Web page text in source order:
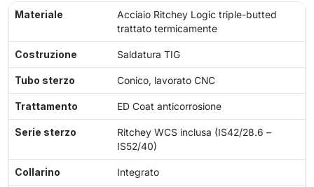
Materiale
Acciaio Ritchey Logic triple-butted
trattato termicamente
Costruzione Saldatura TIG
Tubo sterzo Conico, lavorato CNC
Trattamento ED Coat anticorrosione
Serie sterzo
Ritchey WCS inclusa (IS42/28.6 –
IS52/40)
Collarino Integrato